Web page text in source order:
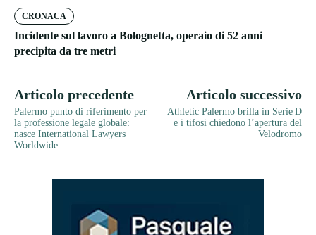
CRONACA
Incidente sul lavoro a Bolognetta, operaio di 52 anni
precipita da tre metri
Articolo precedente
Palermo punto di riferimento per
la professione legale globale:
nasce International Lawyers
Worldwide
Articolo successivo
Athletic Palermo brilla in Serie D
e i tifosi chiedono l’apertura del
Velodromo